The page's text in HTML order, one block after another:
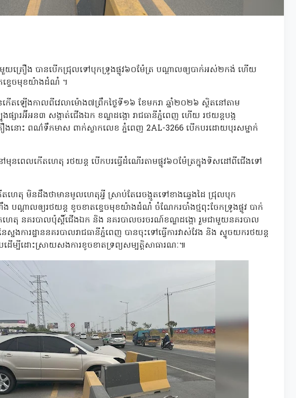
មួយគ្រឿង បានបើកជ្រុលទៅបុកទ្រូងផ្លូវ៦០ម៉ែត្រ បណ្ដាលឲ្យបាក់អស់២កង់ ហើយ
ខ្ទេចមុខយ៉ាងដំណំ ។
កើតឡើងកាលពីវេលាម៉ោង៧ព្រឹកថ្ងៃទី១៦ ខែមករា ឆ្នាំ២០២៦ ស្ថិតនៅតាម
ផ្សារអ៊ីអន៣ សង្កាត់ជើងឯក ខណ្ឌដង្កោ រាជធានីភ្នំពេញ ហើយ រថយន្តបង្ក
នោះ ពណ៌ទឹកមាស ពាក់ស្លាកលេខ ភ្នំពេញ 2AL-3266 បើកបរដោយបុរសម្នាក់
នពេលកើតហេតុ រថយន្ត បើកបរធ្វើដំណើរតាមផ្លូវ៦០ម៉ែត្រក្នុងទិសដៅពីជើងទៅ
តុ មិនដឹងថាមានមូលហេតុអ្វី ស្រាប់តែរេចង្កូតទៅខាងឆ្វេងដៃ ជ្រុលបុក
ង បណ្តាលឲ្យរថយន្ត ខូចខាតខ្ទេចមុខយ៉ាងដំណំ ចំណែករបាំងថ្មពុះចែកទ្រូងផ្លូវ បាក់
េតុ នគរបាលប៉ុស្តិ៍ជើងឯក និង នគរបាលចរចរណ៍ខណ្ឌដង្កោ រួមជាមួយនគរបាល
នងការដ្ឋាននគរបាលរាជធានីភ្នំពេញ បានចុះទៅធ្វើការវាស់វែង និង ស្ទូចយករថយន្ត
ម្បីដោះស្រាយសងការខូចខាតទ្រព្យសម្បត្តិសាធារណៈ៕